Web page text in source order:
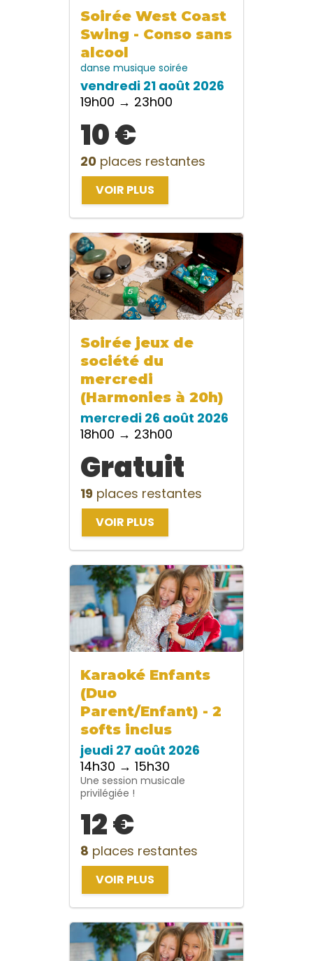
Soirée West Coast
Swing - Conso sans
alcool
danse musique soirée
vendredi 21 août 2026
19h00 → 23h00
10 €
20 places restantes
VOIR PLUS
Soirée jeux de
société du
mercredi
(Harmonies à 20h)
mercredi 26 août 2026
18h00 → 23h00
Gratuit
19 places restantes
VOIR PLUS
Karaoké Enfants
(Duo
Parent/Enfant) - 2
softs inclus
jeudi 27 août 2026
14h30 → 15h30
Une session musicale
privilégiée !
12 €
8 places restantes
VOIR PLUS